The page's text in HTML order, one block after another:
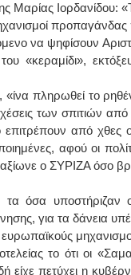
Μαρίας Ιορδανίδου:
να ψηφίσουν
«κεραμίδι»,
«ίνα πληρωθεί το
των σπιτιών
επιτρέπουν από
αφού οι
ο ΣΥΡΙΖΑ όσο
τα όσα υποστήριζαν
για τα δάνεια
το ότι οι
πετύχει η